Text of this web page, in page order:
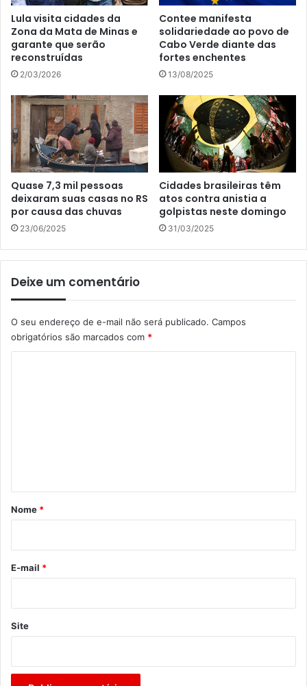
Lula visita cidades da
Zona da Mata de Minas e
garante que serão
reconstruídas
2/03/2026
Contee manifesta
solidariedade ao povo de
Cabo Verde diante das
fortes enchentes
13/08/2025
Quase 7,3 mil pessoas
deixaram suas casas no RS
por causa das chuvas
23/06/2025
Cidades brasileiras têm
atos contra anistia a
golpistas neste domingo
31/03/2025
Deixe um comentário
O seu endereço de e-mail não será publicado. Campos
obrigatórios são marcados com *
r
*
Nome *
E-mail *
Site